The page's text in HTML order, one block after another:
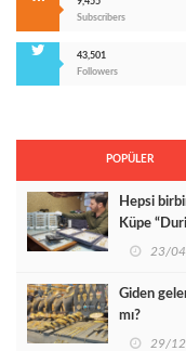
Subscribers
43,501
Followers
POPÜLER
Hepsi
Küpe
23/
Giden
mı?
29/